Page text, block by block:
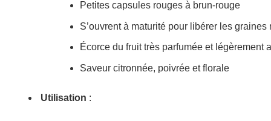
Petites capsules rouges à brun-rouge
S’ouvrent à maturité pour libérer les graines
Écorce du fruit très parfumée et légèrement
Saveur citronnée, poivrée et florale
Utilisation :